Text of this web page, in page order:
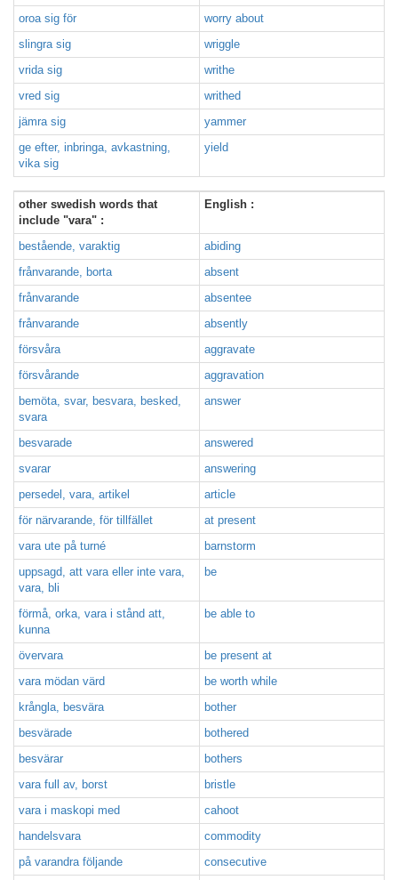
oroa sig för
worry about
slingra sig
wriggle
vrida sig
writhe
vred sig
writhed
jämra sig
yammer
ge efter, inbringa, avkastning,
vika sig
yield
other swedish words that
include "vara" :
English :
bestående, varaktig
abiding
frånvarande, borta
absent
frånvarande
absentee
frånvarande
absently
försvåra
aggravate
försvårande
aggravation
bemöta, svar, besvara, besked,
svara
answer
besvarade
answered
svarar
answering
persedel, vara, artikel
article
för närvarande, för tillfället
at present
vara ute på turné
barnstorm
uppsagd, att vara eller inte vara,
vara, bli
be
förmå, orka, vara i stånd att,
kunna
be able to
övervara
be present at
vara mödan värd
be worth while
krångla, besvära
bother
besvärade
bothered
besvärar
bothers
vara full av, borst
bristle
vara i maskopi med
cahoot
handelsvara
commodity
på varandra följande
consecutive